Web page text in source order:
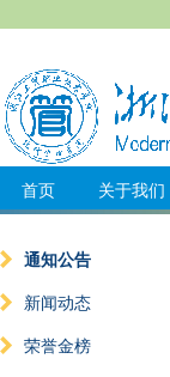
首页 关于我们
通知公告
新闻动态
荣誉金榜